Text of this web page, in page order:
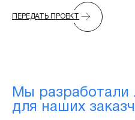
ПЕРЕДАТЬ ПРОЕКТ
Мы разработали
для наших